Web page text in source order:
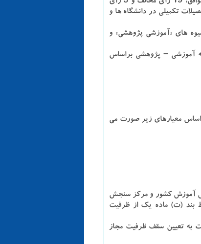
دوره های تحصیلات تکمیلی در دانشگاه ها و
های «آموزشی پژوهشی» و
آموزشی – پژوهشی براساس
معیارهای زیر صورت می
آموزش کشور و مرکز سنجش
بند (ت) ماده یک از ظرفیت
به تعیین سقف ظرفیت مجاز